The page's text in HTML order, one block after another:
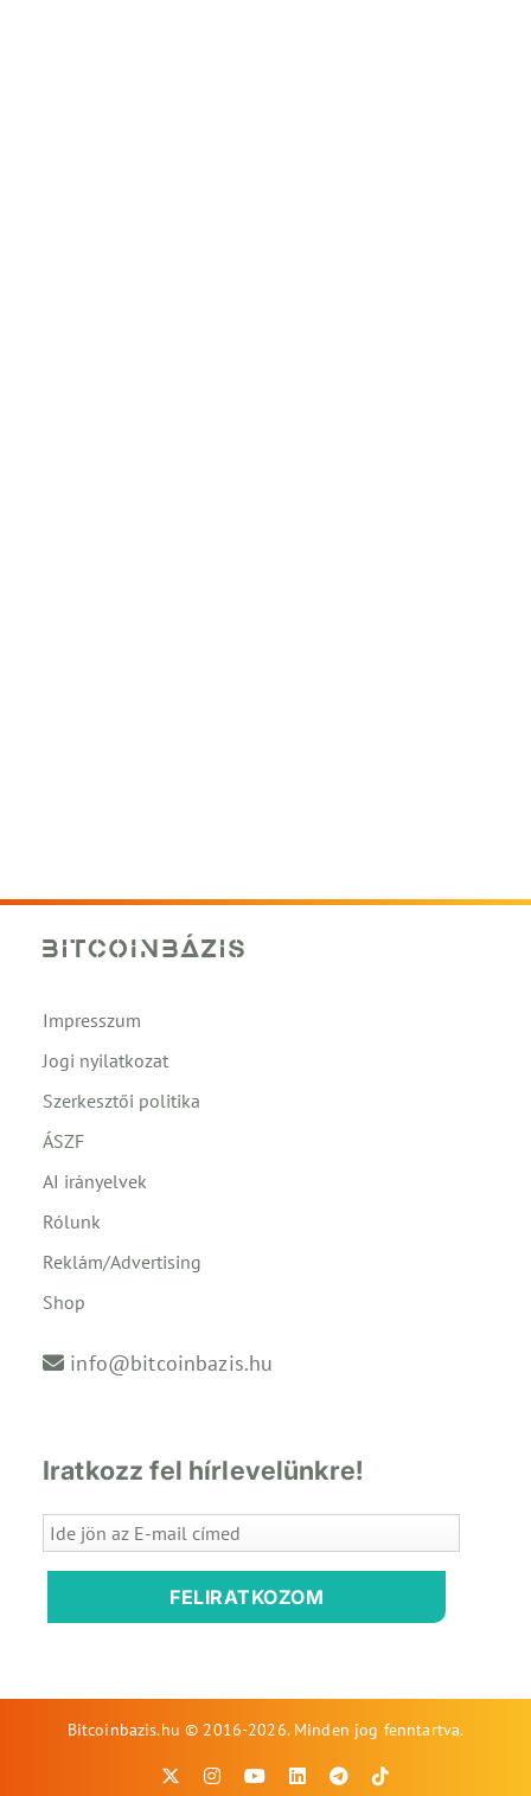
Impresszum
Jogi nyilatkozat
Szerkesztői politika
ÁSZF
AI irányelvek
Rólunk
Reklám/Advertising
Shop
info@bitcoinbazis.hu
Iratkozz fel hírlevelünkre!
FELIRATKOZOM
Bitcoinbazis.hu © 2016-2026. Minden jog fenntartva.